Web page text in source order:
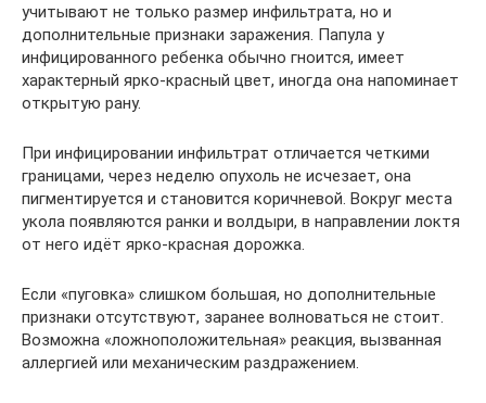
учитывают не только размер инфильтрата, но и
дополнительные признаки заражения. Папула у
инфицированного ребенка обычно гноится, имеет
характерный ярко-красный цвет, иногда она напоминает
открытую рану.
При инфицировании инфильтрат отличается четкими
границами, через неделю опухоль не исчезает, она
пигментируется и становится коричневой. Вокруг места
укола появляются ранки и волдыри, в направлении локтя
от него идёт ярко-красная дорожка.
Если «пуговка» слишком большая, но дополнительные
признаки отсутствуют, заранее волноваться не стоит.
Возможна «ложноположительная» реакция, вызванная
аллергией или механическим раздражением.